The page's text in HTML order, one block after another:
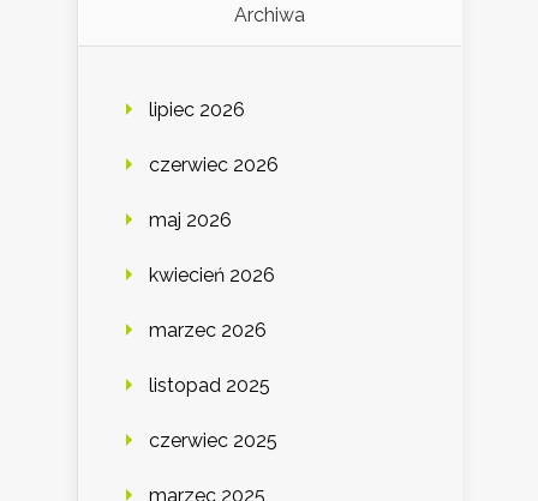
Archiwa
lipiec 2026
czerwiec 2026
maj 2026
kwiecień 2026
marzec 2026
listopad 2025
czerwiec 2025
marzec 2025